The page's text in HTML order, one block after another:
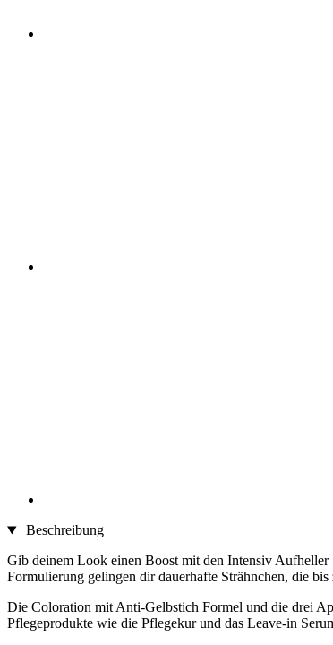
Beschreibung
Gib deinem Look einen Boost mit den Intensiv
Formulierung gelingen dir dauerhafte Strähnchen, die
Die Coloration mit Anti-Gelbstich Formel und die drei
Pflegeprodukte wie die Pflegekur und das Leave-in